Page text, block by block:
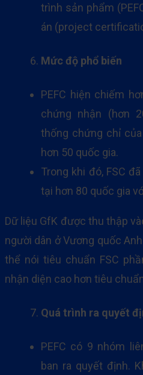
trình sản phẩm
án (project
Mức độ phổ biến
PEFC hiện chiếm
chứng nhận (hơn
thống chứng chỉ
hơn 50 quốc gia.
Trong khi đó, FSC
tại hơn 80 quốc gia
Dữ liệu GfK được thu thập
người dân ở Vương quốc
thể nói tiêu chuẩn FSC
nhận diện cao hơn tiêu
Quá trình ra quyết
PEFC có 9 nhóm
ban ra quyết định.